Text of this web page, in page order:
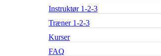
Instruktør 1-2-3
Træner 1-2-3
Kurser
FAQ